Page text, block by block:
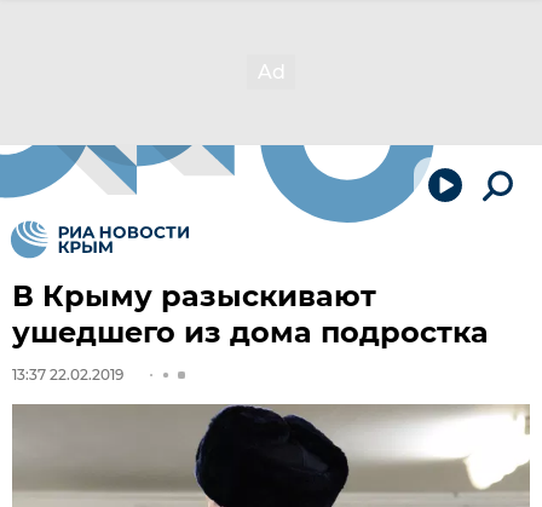
В Крыму разыскивают
ушедшего из дома подростка
13:37 22.02.2019